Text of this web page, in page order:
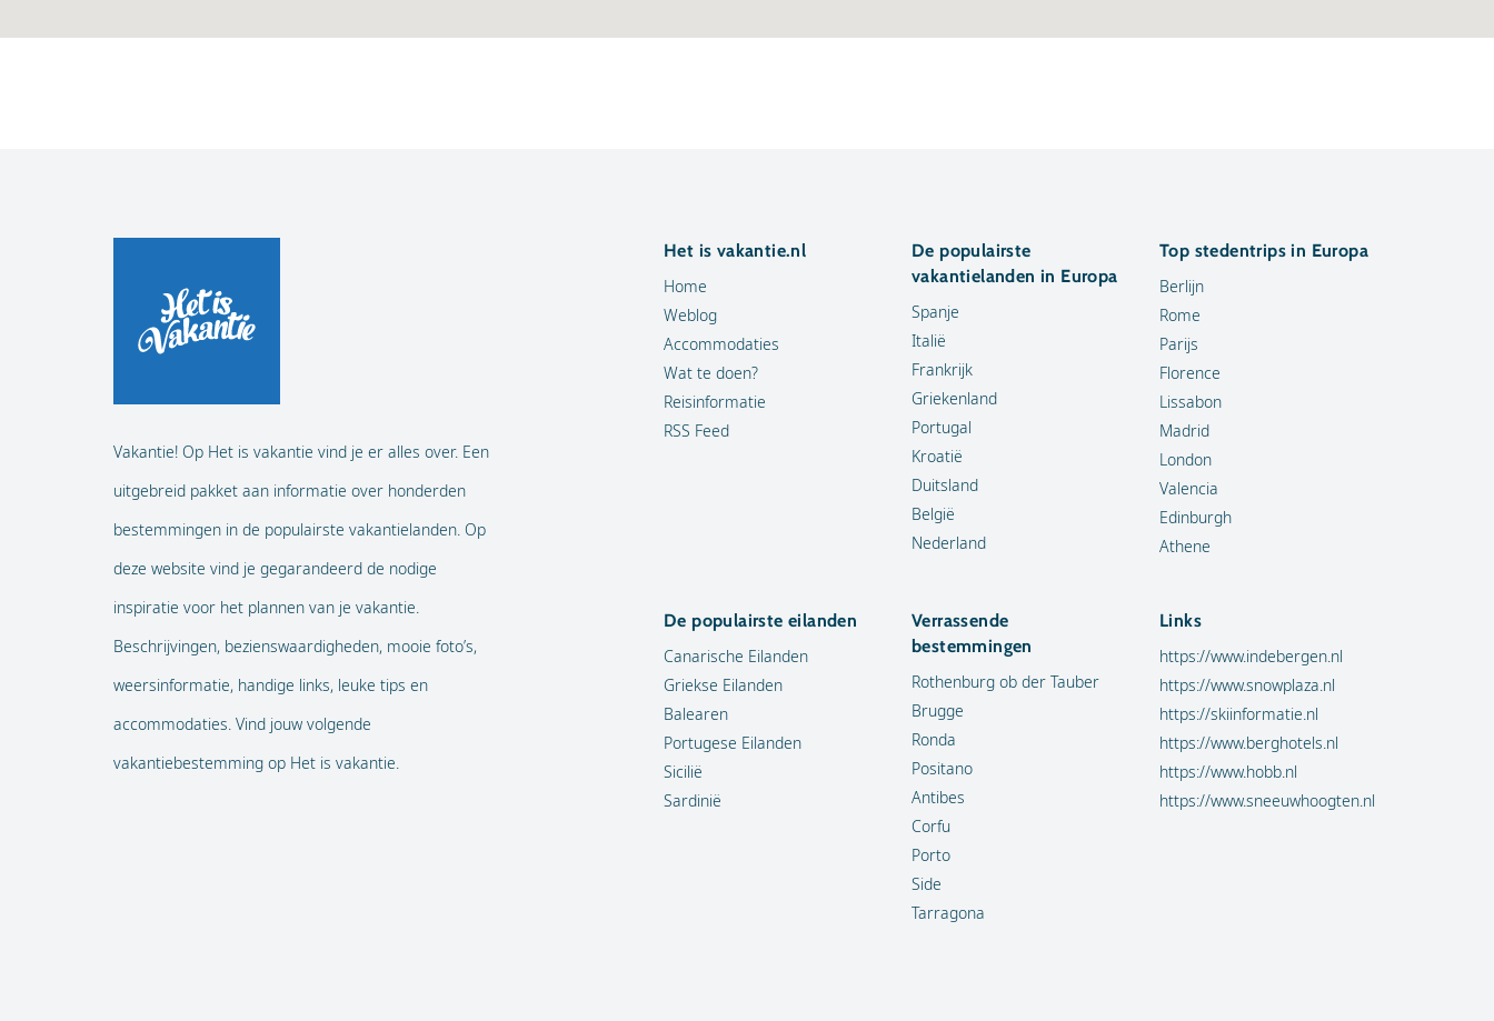
Vakantie! Op Het is vakantie vind je er alles over. Een
uitgebreid pakket aan informatie over honderden
bestemmingen in de populairste vakantielanden. Op
deze website vind je gegarandeerd de nodige
inspiratie voor het plannen van je vakantie.
Beschrijvingen, bezienswaardigheden, mooie foto’s,
weersinformatie, handige links, leuke tips en
accommodaties. Vind jouw volgende
vakantiebestemming op Het is vakantie.
Het is vakantie.nl
Home
Weblog
Accommodaties
Wat te doen?
Reisinformatie
RSS Feed
De populairste
vakantielanden in Europa
Spanje
Italië
Frankrijk
Griekenland
Portugal
Kroatië
Duitsland
België
Nederland
Top stedentrips in Europa
Berlijn
Rome
Parijs
Florence
Lissabon
Madrid
London
Valencia
Edinburgh
Athene
De populairste eilanden
Canarische Eilanden
Griekse Eilanden
Balearen
Portugese Eilanden
Sicilië
Sardinië
Verrassende
bestemmingen
Rothenburg ob der Tauber
Brugge
Ronda
Positano
Antibes
Corfu
Porto
Side
Tarragona
Links
https://www.indebergen.nl
https://www.snowplaza.nl
https://skiinformatie.nl
https://www.berghotels.nl
https://www.hobb.nl
https://www.sneeuwhoogten.nl